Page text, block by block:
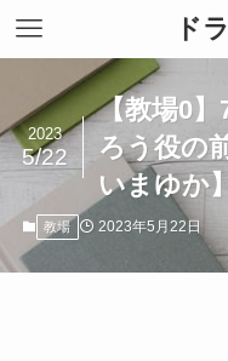
ド
【教場0
ろう役の
いまゆか
2023
5/22
教場 2023年5月22日